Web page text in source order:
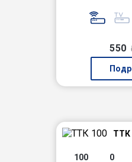
550
ТТК
100
0